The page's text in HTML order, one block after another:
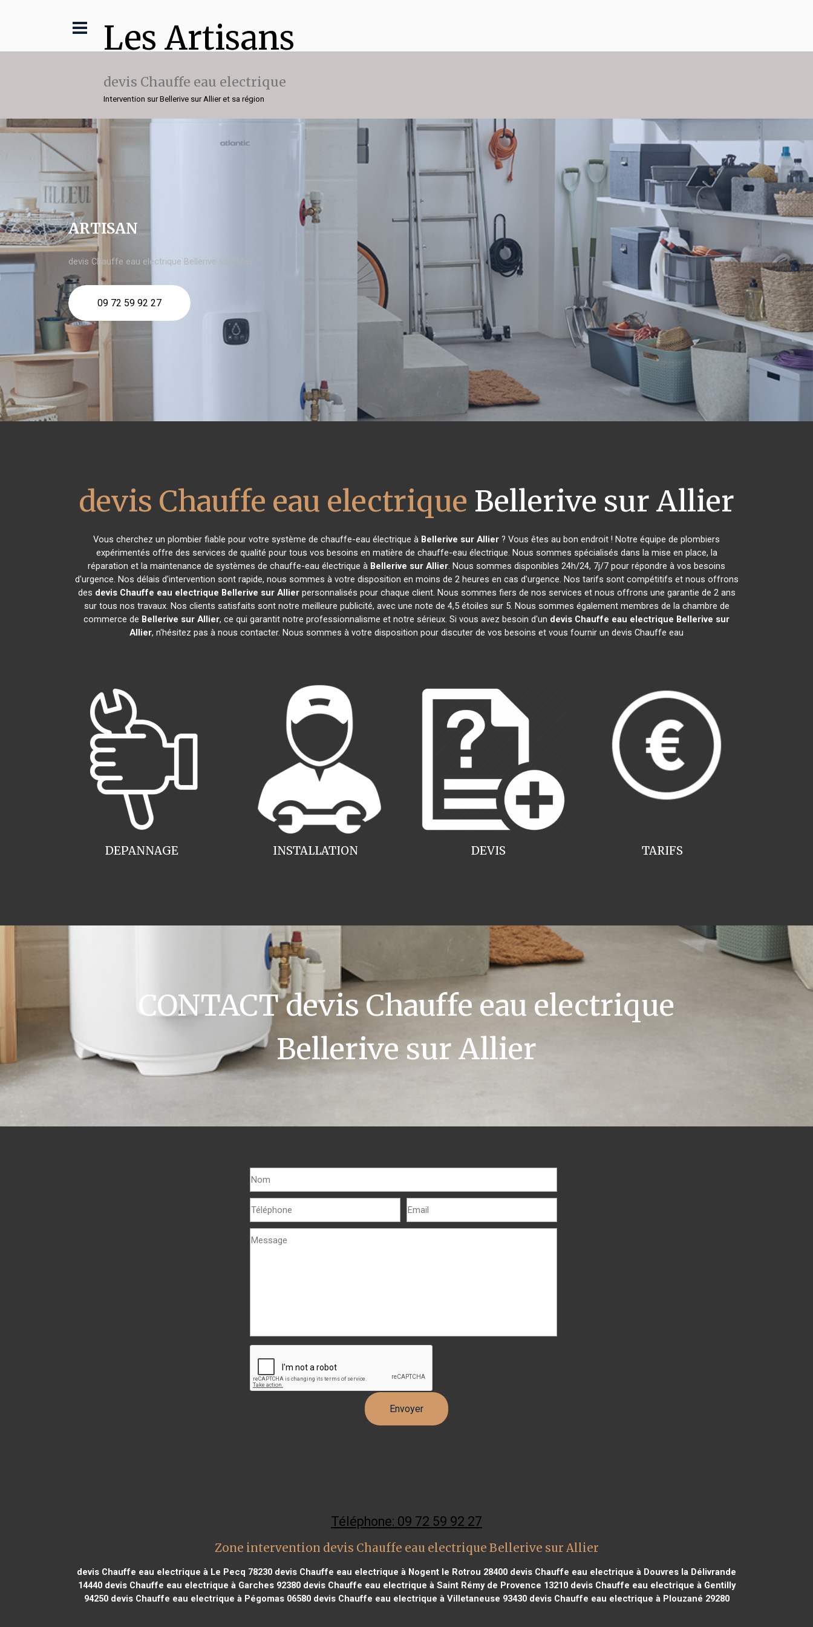
Les Artisans
devis Chauffe eau electrique
Intervention sur Bellerive sur Allier et sa région
ARTISAN
devis Chauffe eau electrique Bellerive sur Allier
09 72 59 92 27
devis Chauffe eau electrique Bellerive sur Allier
Vous cherchez un plombier fiable pour votre système de chauffe-eau électrique à Bellerive sur Allier ? Vous êtes au bon endroit ! Notre équipe de plombiers
expérimentés offre des services de qualité pour tous vos besoins en matière de chauffe-eau électrique. Nous sommes spécialisés dans la mise en place, la
réparation et la maintenance de systèmes de chauffe-eau électrique à Bellerive sur Allier. Nous sommes disponibles 24h/24, 7j/7 pour répondre à vos besoins
d'urgence. Nos délais d'intervention sont rapide, nous sommes à votre disposition en moins de 2 heures en cas d'urgence. Nos tarifs sont compétitifs et nous offrons
des devis Chauffe eau electrique Bellerive sur Allierpersonnalisés pour chaque client. Nous sommes fiers de nos services et nous offrons une garantie de 2 ans
sur tous nos travaux. Nos clients satisfaits sont notre meilleure publicité, avec une note de 4,5 étoiles sur 5. Nous sommes également membres de la chambre de
commerce de Bellerive sur Allier, ce qui garantit notre professionnalisme et notre sérieux. Si vous avez besoin d'un devis Chauffe eau electrique Bellerive sur
Allier, n'hésitez pas à nous contacter. Nous sommes à votre disposition pour discuter de vos besoins et vous fournir un devis Chauffe eau
INSTALLATION
DEPANNAGE TARIFS
DEVIS
CONTACT devis Chauffe eau electrique
Bellerive sur Allier
Téléphone: 09 72 59 92 27
Zone intervention devis Chauffe eau electrique Bellerive sur Allier
devis Chauffe eau electrique à Le Pecq 78230 devis Chauffe eau electrique à Nogent le Rotrou 28400 devis Chauffe eau electrique à Douvres la Délivrande
14440devis Chauffe eau electrique à Garches 92380devis Chauffe eau electrique à Saint Rémy de Provence 13210devis Chauffe eau electrique à Gentilly
94250devis Chauffe eau electrique à Pégomas 06580devis Chauffe eau electrique à Villetaneuse 93430devis Chauffe eau electrique à Plouzané 29280